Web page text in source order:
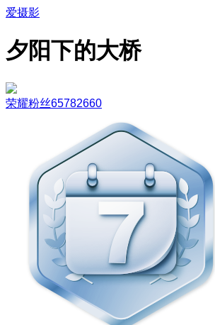
爱摄影
夕阳下的大桥
荣耀粉丝65782660